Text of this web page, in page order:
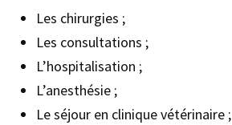
Les chirurgies ;
Les consultations ;
L’hospitalisation ;
L’anesthésie ;
Le séjour en clinique vétérinaire ;